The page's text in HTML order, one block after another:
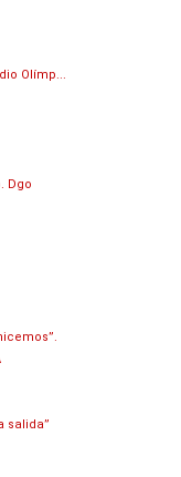
Olímp...
Dgo
salida”